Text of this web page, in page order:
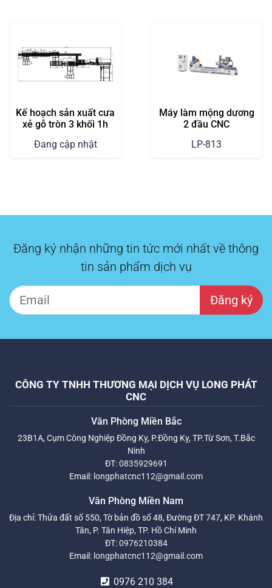
Kế hoạch sản xuất cưa
xẻ gỗ tròn 3 khối 1h
Đang cập nhật
Máy làm mộng dương
2 đầu CNC
LP-813
Đăng ký nhận những tin tức mới nhất về thông
tin sản phẩm dịch vụ
Đăng ký
CÔNG TY TNHH THƯƠNG MẠI DỊCH VỤ LONG PHÁT
CNC
Văn Phòng Miền Bắc
23B1A, Cụm Công Nghiệp Đồng Kỵ, P.Đồng Kỵ, TP.Từ Sơn, T.Bắc
Ninh
ĐT:0835929691
Email: longphatcnc112@gmail.com
Văn Phòng Miền Nam
Địa chỉ: Thửa đất số 550, Tờ bản đồ số 48, Đường ĐT 747, KP. Khánh
Tân, P. Tân Hiệp, TP. Hồ Chí Minh
ĐT:0976210384
Email: longphatcnc112@gmail.com
0976 210 384